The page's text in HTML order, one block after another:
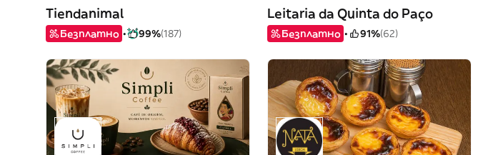
Tiendanimal
Безплатно 99%(187)
Leitaria da Quinta do Paço
Безплатно 91%(62)